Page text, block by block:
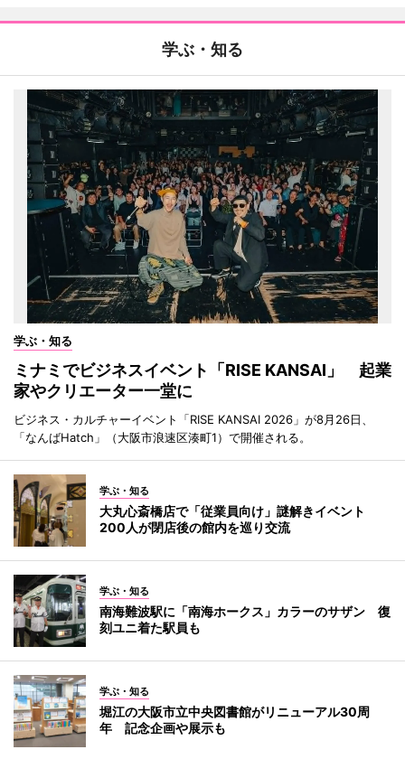
学ぶ・知る
学ぶ・知る
ミナミでビジネスイベント「RISE KANSAI」 起業
家やクリエーター一堂に
ビジネス・カルチャーイベント「RISE KANSAI 2026」が8月26日、
「なんばHatch」（大阪市浪速区湊町1）で開催される。
学ぶ・知る
大丸心斎橋店で「従業員向け」謎解きイベント
200人が閉店後の館内を巡り交流
学ぶ・知る
南海難波駅に「南海ホークス」カラーのサザン 復
刻ユニ着た駅員も
学ぶ・知る
堀江の大阪市立中央図書館がリニューアル30周
年 記念企画や展示も